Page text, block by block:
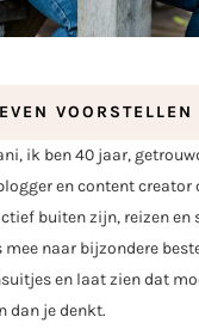
EVEN VOORSTELLEN
ik ben 40 jaar,
en content
buiten zijn, reizen en
naar bijzondere
en laat zien dat
dan je denkt.